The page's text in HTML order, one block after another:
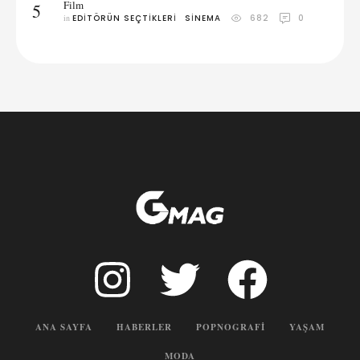
5 Film
in EDITÖRÜN SEÇTIKLERI SINEMA 682 0
ANA SAYFA HABERLER POPNOGRAFI YAŞAM
MODA